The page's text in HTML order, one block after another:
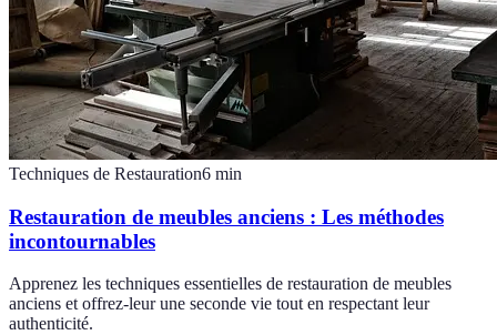
Techniques de Restauration6 min
Restauration de meubles anciens : Les méthodes
incontournables
Apprenez les techniques essentielles de restauration de meubles
anciens et offrez-leur une seconde vie tout en respectant leur
authenticité.